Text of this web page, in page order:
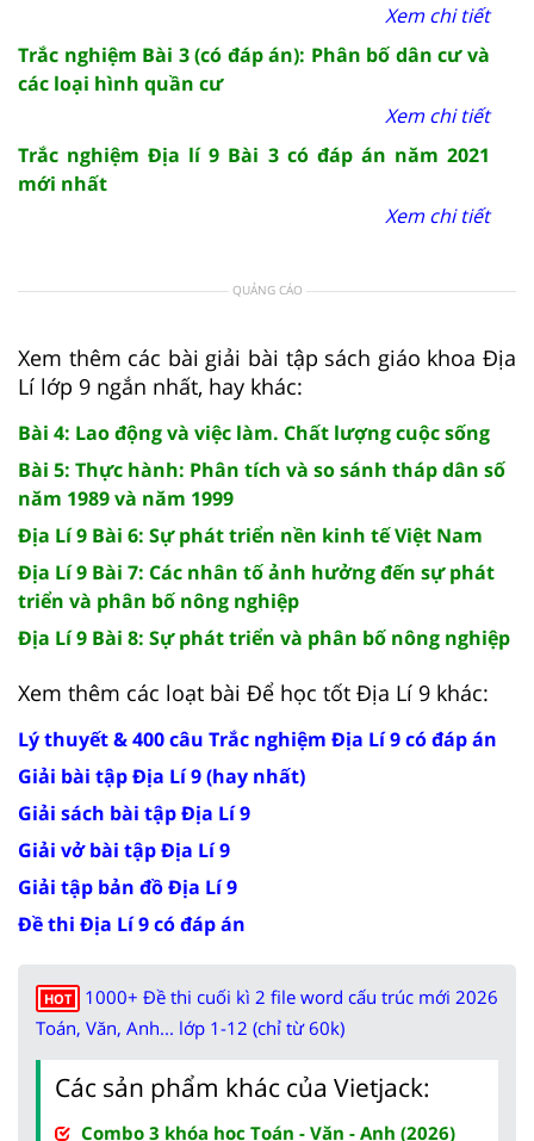
Xem chi tiết
Trắc nghiệm Bài 3 (có đáp án): Phân bố dân cư và
các loại hình quần cư
Xem chi tiết
Trắc nghiệm Địa lí 9 Bài 3 có đáp án năm 2021
mới nhất
Xem chi tiết
QUẢNG CÁO
Xem thêm các bài giải bài tập sách giáo khoa Địa
Lí lớp 9 ngắn nhất, hay khác:
Bài 4: Lao động và việc làm. Chất lượng cuộc sống
Bài 5: Thực hành: Phân tích và so sánh tháp dân số
năm 1989 và năm 1999
Địa Lí 9 Bài 6: Sự phát triển nền kinh tế Việt Nam
Địa Lí 9 Bài 7: Các nhân tố ảnh hưởng đến sự phát
triển và phân bố nông nghiệp
Địa Lí 9 Bài 8: Sự phát triển và phân bố nông nghiệp
Xem thêm các loạt bài Để học tốt Địa Lí 9 khác:
Lý thuyết & 400 câu Trắc nghiệm Địa Lí 9 có đáp án
Giải bài tập Địa Lí 9 (hay nhất)
Giải sách bài tập Địa Lí 9
Giải vở bài tập Địa Lí 9
Giải tập bản đồ Địa Lí 9
Đề thi Địa Lí 9 có đáp án
HOT
1000+ Đề thi cuối kì 2 file word cấu trúc mới 2026
Toán, Văn, Anh... lớp 1-12 (chỉ từ 60k)
Các sản phẩm khác của Vietjack:
Combo 3 khóa học Toán - Văn - Anh (2026)